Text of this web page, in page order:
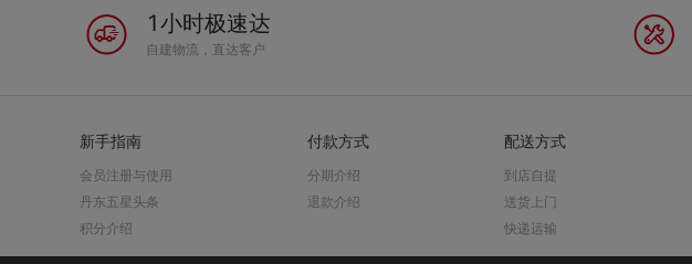
1小时极速达
自建物流，直达客户
新手指南
会员注册与使用
丹东五星头条
积分介绍
付款方式
分期介绍
退款介绍
配送方式
到店自提
送货上门
快递运输